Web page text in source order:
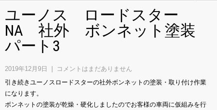
ユーノス ロードスター
NA 社外 ボンネット塗装
パート3
2019年12月9日
コメントはまだありません
引き続きユーノスロードスターの社外ボンネットの塗装・取り付け作業
になります。
ボンネットの塗装が乾燥・硬化しましたのでお客様の車両に仮組みを行